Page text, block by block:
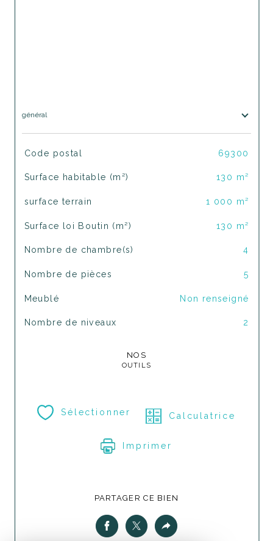
général
TRAD_SIROCCO_Caracteristique
Code postal 69300
Surface habitable (m²) 130 m²
surface terrain 1 000 m²
Surface loi Boutin (m²) 130 m²
Nombre de chambre(s) 4
Nombre de pièces 5
Meublé Non renseigné
Nombre de niveaux 2
NOS
OUTILS
Sélectionner Calculatrice
Imprimer
PARTAGER CE BIEN